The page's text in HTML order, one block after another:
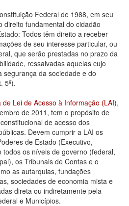
Federal de 1988, em seu
direito fundamental do cidadão
Todos têm direito a receber
de seu interesse particular, ou
que serão prestadas no prazo da
ressalvadas aquelas cujo
segurança da sociedade e do
5º).
de Lei de Acesso à Informação (LAI),
de 2011, tem o propósito de
de acesso dos
Devem cumprir a LAI os
de Estado (Executivo,
todos os níveis de governo (federal,
os Tribunais de Contas e o
as autarquias, fundações
sociedades de economia mista e
direta ou indiretamente pela
e Municípios.